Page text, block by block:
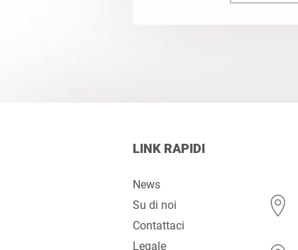
LINK RAPIDI
News
Su di noi
Contattaci
Legale